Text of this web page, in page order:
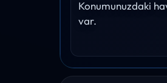
Konumunuzdaki
var.